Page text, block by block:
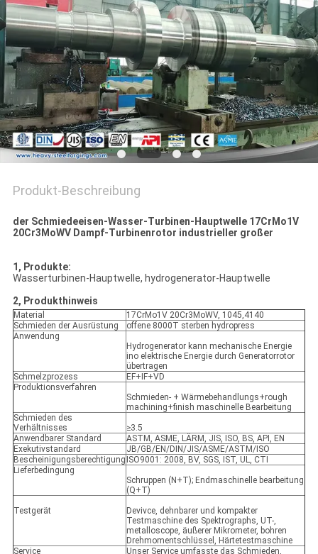
Produkt-Beschreibung
der Schmiedeeisen-Wasser-Turbinen-Hauptwelle 17CrMo1V
20Cr3MoWV Dampf-Turbinenrotor industrieller großer
1, Produkte:
Wasserturbinen-Hauptwelle, hydrogenerator-Hauptwelle
2, Produkthinweis
Material
17CrMo1V 20Cr3MoWV, 1045,4140
Schmieden der Ausrüstung
offene 8000T sterben hydropress
Anwendung
Hydrogenerator kann mechanische Energie
ino elektrische Energie durch Generatorrotor
übertragen
Schmelzprozess
EF+IF+VD
Produktionsverfahren
Schmieden- + Wärmebehandlungs+rough
machining+finish maschinelle Bearbeitung
Schmieden des
Verhältnisses
≥3.5
Anwendbarer Standard
ASTM, ASME, LÄRM, JIS, ISO, BS, API, EN
Exekutivstandard
JB/GB/EN/DIN/JIS/ASME/ASTM/ISO
Bescheinigungsberechtigung ISO9001: 2008, BV, SGS, IST, UL, CTI
Lieferbedingung
Schruppen (N+T); Endmaschinelle bearbeitung
(Q+T)
Testgerät
Devivce, dehnbarer und kompakter
Testmaschine des Spektrographs, UT-,
metalloscope, äußerer Mikrometer, bohren
Drehmomentschlüssel, Härtetestmaschine
Service
Unser Service umfasste das Schmieden,